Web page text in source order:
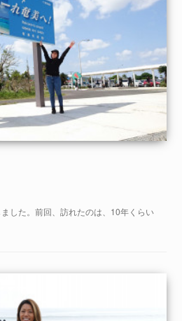
した。前回、訪れたのは、10年くらい